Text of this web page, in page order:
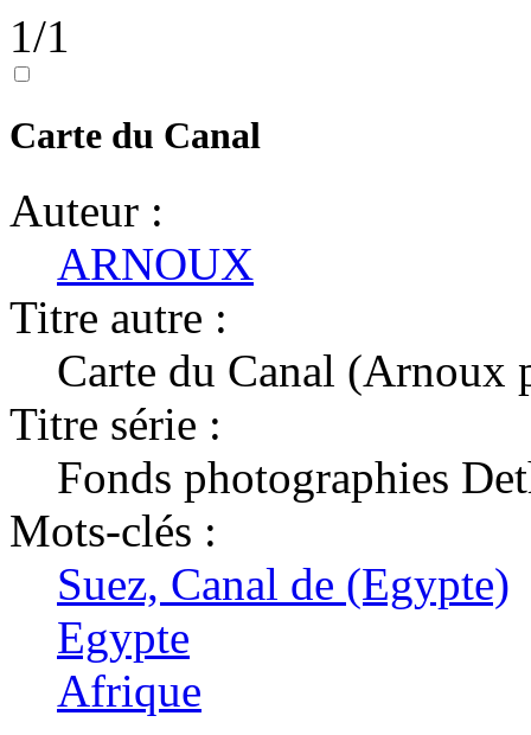
1/1
Carte du Canal
Auteur :
ARNOUX
Titre autre :
Carte du Canal
Titre série :
Fonds photographies
Mots-clés :
Suez, Canal de (Egypte)
Egypte
Afrique